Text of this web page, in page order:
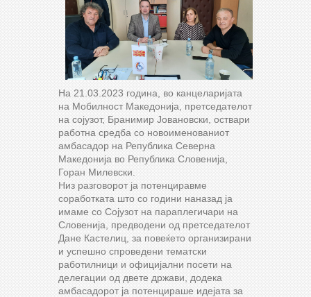
На 21.03.2023 година, во канцеларијата
на Мобилност Македонија, претседателот
на сојузот, Бранимир Јовановски, оствари
работна средба со новоименованиот
амбасадор на Република Северна
Македонија во Република Словенија,
Горан Милевски.
Низ разговорот ја потенциравме
соработката што со години наназад ја
имаме со Сојузот на параплегичари на
Словенија, предводени од претседателот
Дане Кастелиц, за повеќето организирани
и успешно спроведени тематски
работилници и официјални посети на
делегации од двете држави, додека
амбасадорот ја потенцираше идејата за